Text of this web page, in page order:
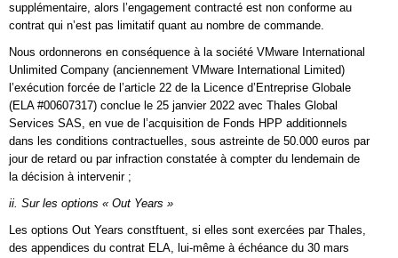
supplémentaire, alors l’engagement contracté est non conforme au
contrat qui n’est pas limitatif quant au nombre de commande.
Nous ordonnerons en conséquence à la société VMware International
Unlimited Company (anciennement VMware International Limited)
l’exécution forcée de l’article 22 de la Licence d’Entreprise Globale
(ELA #00607317) conclue le 25 janvier 2022 avec Thales Global
Services SAS, en vue de l’acquisition de Fonds HPP additionnels
dans les conditions contractuelles, sous astreinte de 50.000 euros par
jour de retard ou par infraction constatée à compter du lendemain de
la décision à intervenir ;
ii. Sur les options « Out Years »
Les options Out Years constftuent, si elles sont exercées par Thales,
des appendices du contrat ELA, lui-même à échéance du 30 mars